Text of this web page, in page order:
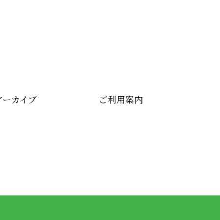
カイブ ご利用案内